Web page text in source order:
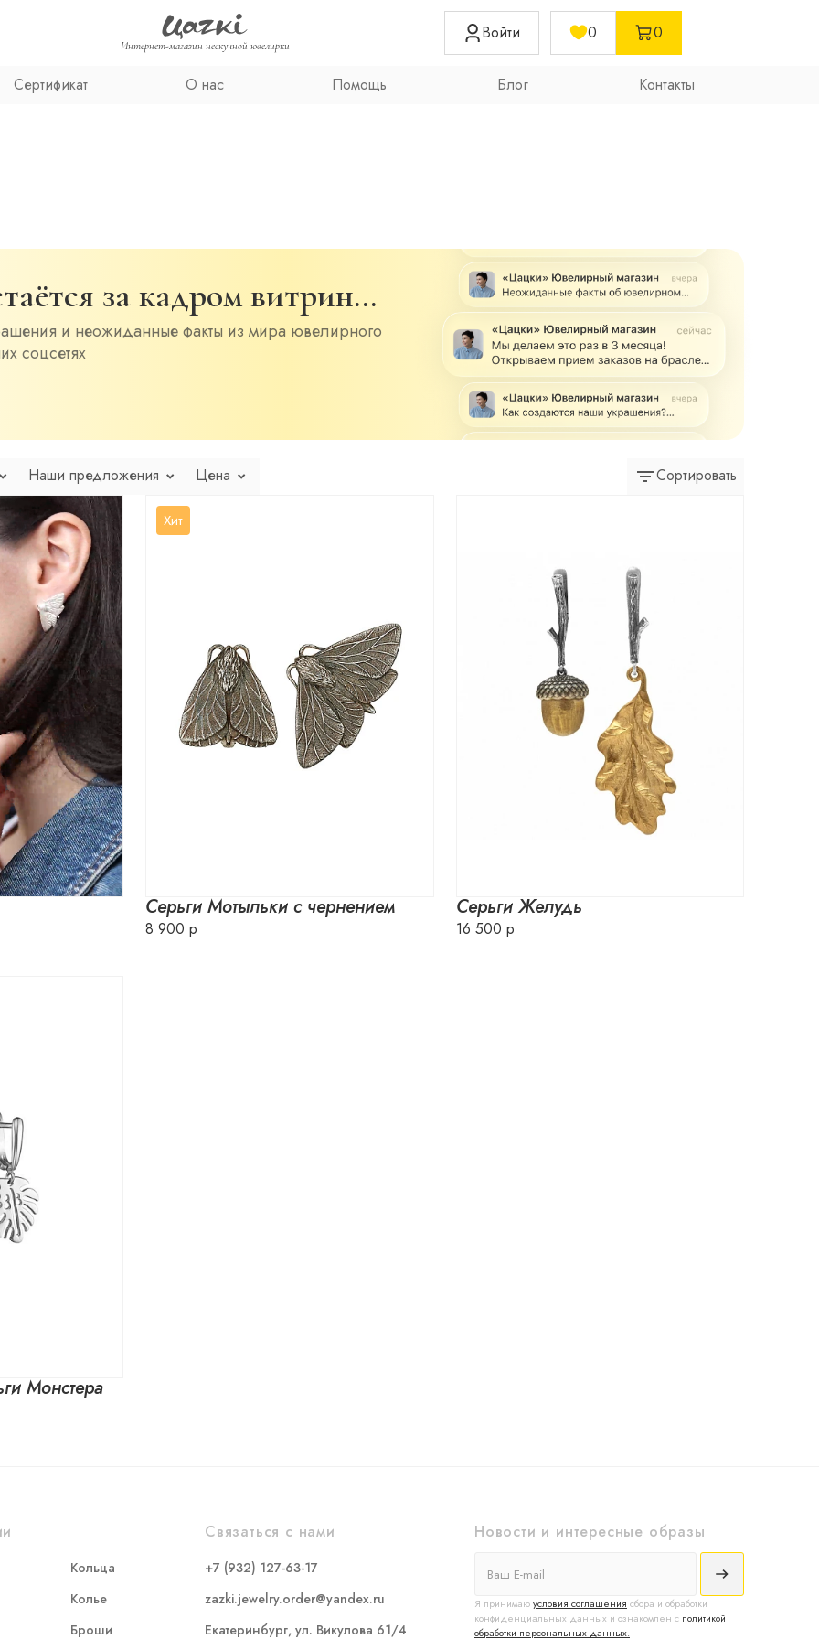
Интернет-магазин нескучной ювелирки
Войти 0 0
Сертификат О нас Помощь Блог Контакты
за кадром витрин…
и неожиданные факты из мира ювелирного
соцсетях
Наши предложения Цена Сортировать
Хит
Серьги Мотыльки с чернением
8 900 р
Серьги Желудь
16 500 р
Монстера
Кольца
Колье
Броши
Связаться с нами
+7 (932) 127-63-17
zazki.jewelry.order@yandex.ru
Екатеринбург, ул. Викулова 61/4
Новости и интересные образы
Я принимаюусловия соглашения сбора и обработки
конфиденциальных данных и ознакомлен с политикой
обработки персональных данных.